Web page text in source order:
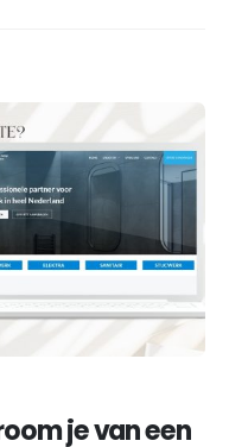
je van een